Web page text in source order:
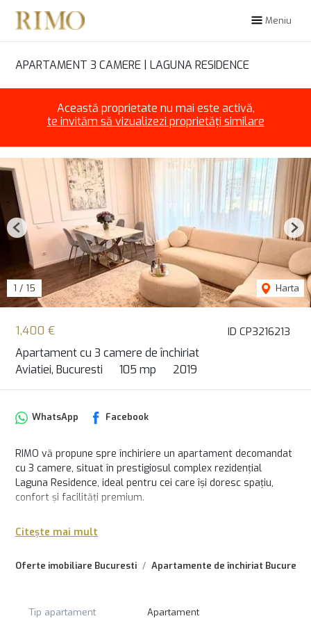
Meniu
APARTAMENT 3 CAMERE | LAGUNA RESIDENCE
Această proprietate nu mai este activă,
te invităm să vizualizezi proprietăți similare
ID CP3216213
1,400 €
Apartament cu 3 camere de închiriat
Aviatiei, Bucuresti
105 mp 2019
1 / 15 Harta
Previous
Oferte imobiliare Bucuresti Apartamente de închiriat Bucuresti
WhatsApp Facebook
RIMO vă propune spre închiriere un apartament decomandat
cu 3 camere, situat în prestigiosul complex rezidențial
Laguna Residence, ideal pentru cei care își doresc spațiu,
confort și facilități premium.
suprafață totală de 105 mp, dintre care 80 mp utili interiori și
Compartimentarea este practică și cuprinde două
Citește mai mult
Tip apartament Apartament